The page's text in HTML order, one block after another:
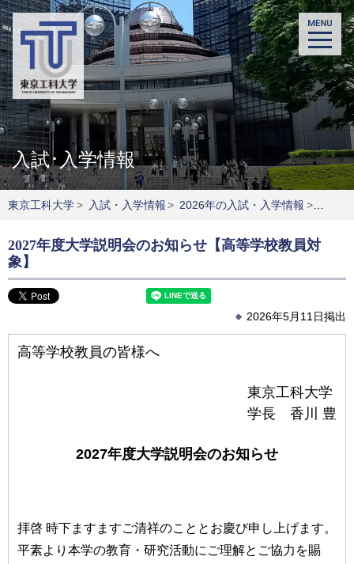
入試･入学情報
東京工科大学> 入試・入学情報 > 2026年の入試・入学情報 >
2027年度大学説明会のお知らせ【高等学校教員対
象】
2026年5月11日掲出
高等学校教員の皆様へ
東京工科大学
学長 香川 豊
2027年度大学説明会のお知らせ
拝啓 時下ますますご清祥のこととお慶び申し上げます。
平素より本学の教育・研究活動にご理解とご協力を賜